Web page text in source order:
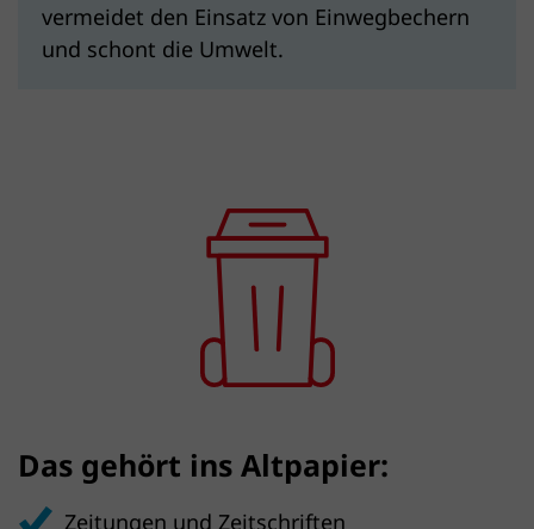
vermeidet den Einsatz von Einwegbechern
und schont die Umwelt.
Das gehört ins Altpapier:
Zeitungen und Zeitschriften